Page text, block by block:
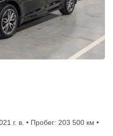
г. в. • Пробег: 203 500 км •